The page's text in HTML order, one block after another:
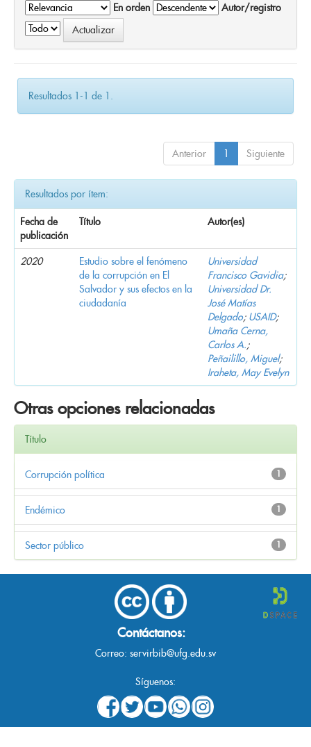
En orden
Autor/registro
Resultados 1-1 de 1.
Anterior 1 Siguiente
Resultados por ítem:
Fecha de
publicación
Título Autor(es)
2020
Estudio sobre el fenómeno
de la corrupción en El
Salvador y sus efectos en la
ciudadanía
Universidad
Francisco Gavidia;
Universidad Dr.
José Matías
Delgado; USAID;
Umaña Cerna,
Carlos A.;
Peñailillo, Miguel;
Iraheta, May Evelyn
Otras opciones relacionadas
Título
1
Corrupción política
1
Endémico
1
Sector público
Contáctanos:
Correo: servirbib@ufg.edu.sv
Síguenos: